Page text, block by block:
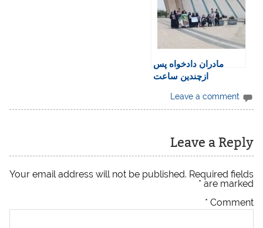
مادران دادخواه پس
ازچندین ساعت
Leave a comment
Leave a Reply
Your email address will not be published. Required fields
are marked
*
Comment
*